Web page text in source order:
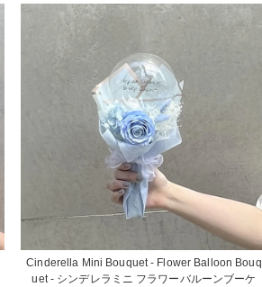
Cinderella Mini Bouquet - Flower Balloon Bouq
uet - シンデレラミニ フラワーバルーンブーケ